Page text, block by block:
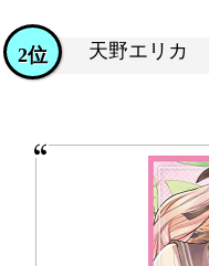
天野エリカ
2位